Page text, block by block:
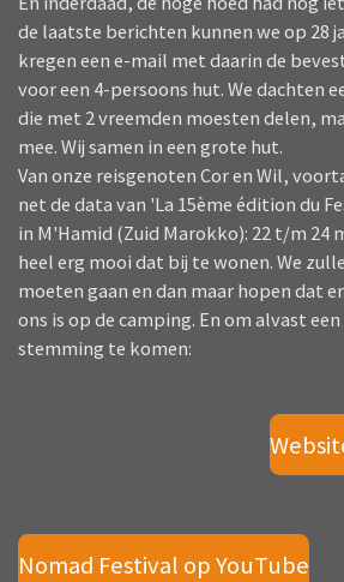
de laatste berichten kunnen we op 28
kregen een e-mail met daarin de
voor een 4-persoons hut. We dachten
die met 2 vreemden moesten delen,
mee. Wij samen in een grote hut.
Van onze reisgenoten Cor en Wil,
net de data van 'La 15ème édition du
in M'Hamid (Zuid Marokko): 22 t/m 24
heel erg mooi dat bij te wonen. We
moeten gaan en dan maar hopen dat
ons is op de camping. En om alvast
stemming te komen:
Nomad Festival op YouTube